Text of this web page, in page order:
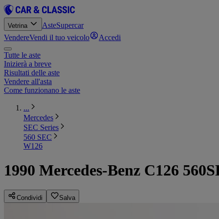
Vetrina AsteSupercar
VendereVendi il tuo veicolo Accedi
Tutte le aste
Inizierà a breve
Risultati delle aste
Vendere all'asta
Come funzionano le aste
...
Mercedes
SEC Series
560 SEC
W126
1990 Mercedes-Benz C126
Condividi Salva